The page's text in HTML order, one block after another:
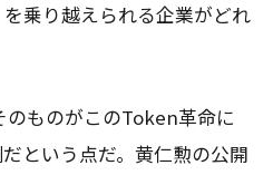
乗り越えられる企業がどれ
のものがこのToken革命に
という点だ。黄仁勲の公開